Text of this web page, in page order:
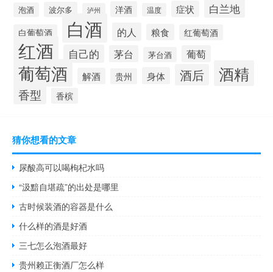
泡酒 波尔多 泸州 洋酒 温度 症状 白兰地
白葡萄酒 白酒 的人 粮食 红葡萄酒
红酒 自己的 茅台 茅台酒 葡萄
葡萄酒 解酒 贵州 身体 酒后 酒精
香型 香槟
猜你想看的文章
尿酸高可以喝枸杞水吗
“汲黯自堪疏”的出处是哪里
古时候装酒的容器是什么
什么样的酒是好酒
三七怎么泡酒最好
贵州赖正衡酒厂怎么样